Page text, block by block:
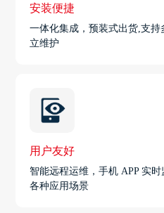
安装便捷
一体化集成，预装式出货,支
立维护
用户友好
智能远程运维，手机 APP 实
各种应用场景